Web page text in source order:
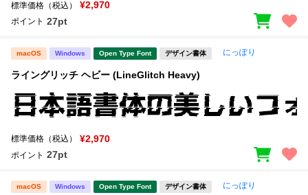
標準価格（税込） ¥2,970
ポイント 27pt
macOS Windows Open Type Font デザイン書体 にっぽり
ライングリッチ ヘビー (LineGlitch Heavy)
標準価格（税込） ¥2,970
ポイント 27pt
macOS Windows Open Type Font デザイン書体 にっぽり